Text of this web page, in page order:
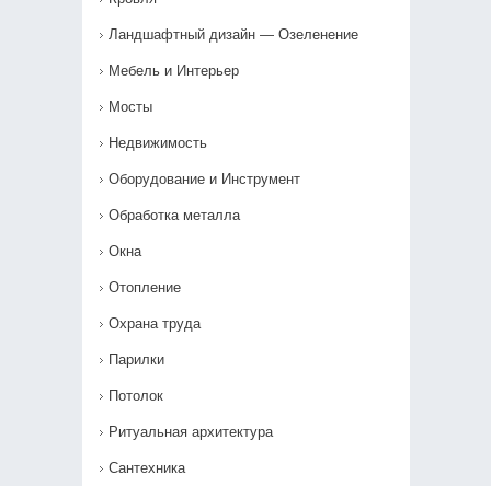
Ландшафтный дизайн — Озеленение‎
Мебель и Интерьер
Мосты
Недвижимость
Оборудование и Инструмент
Обработка металла
Окна
Отопление
Охрана труда
Парилки
Потолок
Ритуальная архитектура
Сантехника